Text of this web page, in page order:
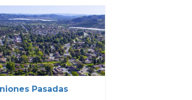
Pasadas